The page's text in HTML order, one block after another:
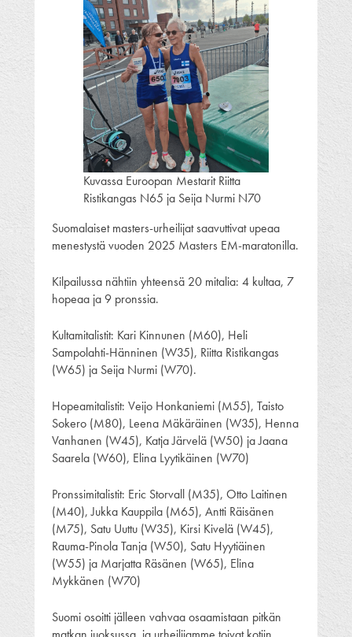
Kuvassa Euroopan Mestarit Riitta
Ristikangas N65 ja Seija Nurmi N70
Suomalaiset masters-urheilijat saavuttivat upeaa
menestystä vuoden 2025 Masters EM-maratonilla.
Kilpailussa nähtiin yhteensä 20 mitalia: 4 kultaa, 7
hopeaa ja 9 pronssia.
Kultamitalistit: Kari Kinnunen (M60), Heli
Sampolahti-Hänninen (W35), Riitta Ristikangas
(W65) ja Seija Nurmi (W70).
Hopeamitalistit: Veijo Honkaniemi (M55), Taisto
Sokero (M80), Leena Mäkäräinen (W35), Henna
Vanhanen (W45), Katja Järvelä (W50) ja Jaana
Saarela (W60), Elina Lyytikäinen (W70)
Pronssimitalistit: Eric Storvall (M35), Otto Laitinen
(M40), Jukka Kauppila (M65), Antti Räisänen
(M75), Satu Uuttu (W35), Kirsi Kivelä (W45),
Rauma-Pinola Tanja (W50), Satu Hyytiäinen
(W55) ja Marjatta Räsänen (W65), Elina
Mykkänen (W70)
Suomi osoitti jälleen vahvaa osaamistaan pitkän